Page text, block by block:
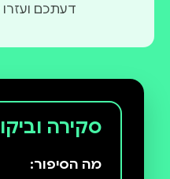
דעתכם
סקירה
מה הסיפור: